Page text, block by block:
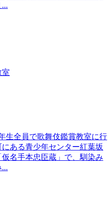
生全員で歌舞伎鑑賞教室に行
ある青少年センター紅葉坂
名手本忠臣蔵」で、馴染み